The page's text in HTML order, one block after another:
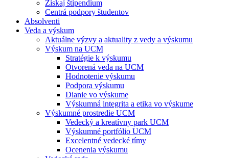
Získaj štipendium
Centrá podpory študentov
Absolventi
Veda a výskum
Aktuálne výzvy a aktuality z vedy a výskumu
Výskum na UCM
Stratégie k výskumu
Otvorená veda na UCM
Hodnotenie výskumu
Podpora výskumu
Dianie vo výskume
Výskumná integrita a etika vo výskume
Výskumné prostredie UCM
Vedecký a kreatívny park UCM
Výskumné portfólio UCM
Excelentné vedecké tímy
Ocenenia výskumu